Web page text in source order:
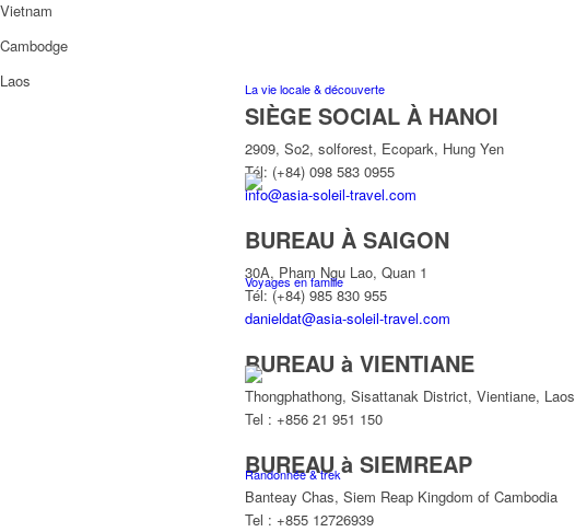
La vie locale & découverte
Voyages en famille
Randonnée & trek
Vietnam
Cambodge
Laos
SIÈGE SOCIAL À HANOI
2909, So2, solforest, Ecopark, Hung Yen
Tél: (+84) 098 583 0955
info@asia-soleil-travel.com
BUREAU À SAIGON
30A, Pham Ngu Lao, Quan 1
Tél: (+84) 985 830 955
danieldat@asia-soleil-travel.com
BUREAU à VIENTIANE
Thongphathong, Sisattanak District, Vientiane, Laos
Tel : +856 21 951 150
BUREAU à SIEMREAP
Banteay Chas, Siem Reap Kingdom of Cambodia
Tel : +855 12726939